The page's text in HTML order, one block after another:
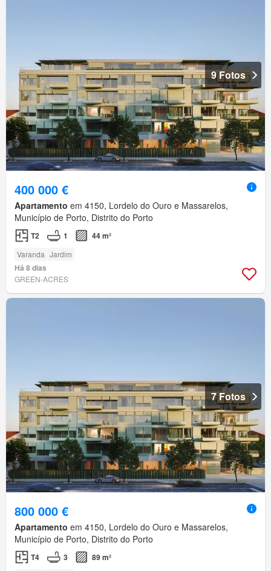
9 Fotos
400 000 €
Apartamento em 4150, Lordelo do Ouro e Massarelos,
Município de Porto, Distrito do Porto
T2 1 44 m²
Varanda Jardim
Há 8 dias
GREEN-ACRES
7 Fotos
800 000 €
Apartamento em 4150, Lordelo do Ouro e Massarelos,
Município de Porto, Distrito do Porto
T4 3 89 m²